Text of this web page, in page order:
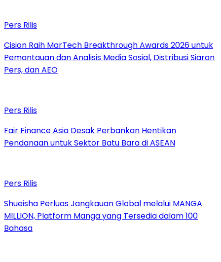
Pers Rilis
Cision Raih MarTech Breakthrough Awards 2026 untuk
Pemantauan dan Analisis Media Sosial, Distribusi Siaran
Pers, dan AEO
Pers Rilis
Fair Finance Asia Desak Perbankan Hentikan
Pendanaan untuk Sektor Batu Bara di ASEAN
Pers Rilis
Shueisha Perluas Jangkauan Global melalui MANGA
MILLION, Platform Manga yang Tersedia dalam 100
Bahasa